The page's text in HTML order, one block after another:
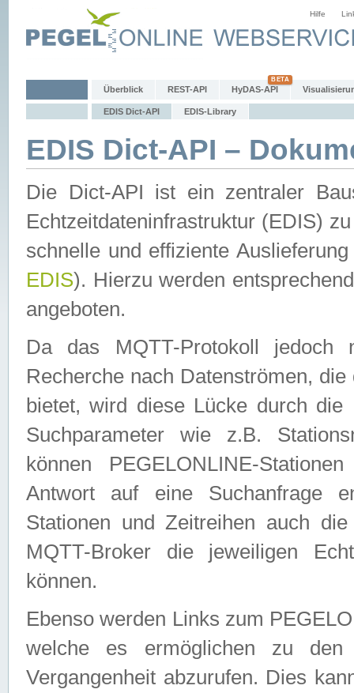
Hilfe
Überblick REST-API HyDAS-API
EDIS Dict-API EDIS-Library
EDIS Dict-API –
Die Dict-API ist ein zentraler
Echtzeitdateninfrastruktur (EDIS)
schnelle und effiziente
EDIS). Hierzu werden
angeboten.
Da das MQTT-Protokoll jedoch
Recherche nach Datenströmen,
bietet, wird diese Lücke durch die
Suchparameter wie z.B.
können PEGELONLINE-
Antwort auf eine Suchanfrage
Stationen und Zeitreihen auch
MQTT-Broker die jeweiligen
können.
Ebenso werden Links zum
welche es ermöglichen zu den
Vergangenheit abzurufen. Dies